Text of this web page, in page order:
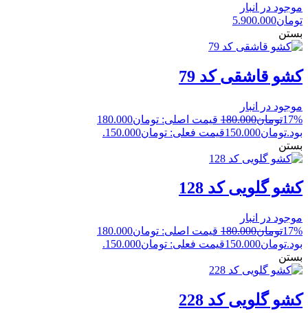
موجود در انبار
تومان5.900.000
بستن
کشو قاشقی کد 79
موجود در انبار
17%تومان180.000
قیمت اصلی: تومان180.000
بود.تومان150.000قیمت فعلی: تومان150.000.
بستن
کشو گلویی کد 128
موجود در انبار
17%تومان180.000
قیمت اصلی: تومان180.000
بود.تومان150.000قیمت فعلی: تومان150.000.
بستن
کشو گلویی کد 228